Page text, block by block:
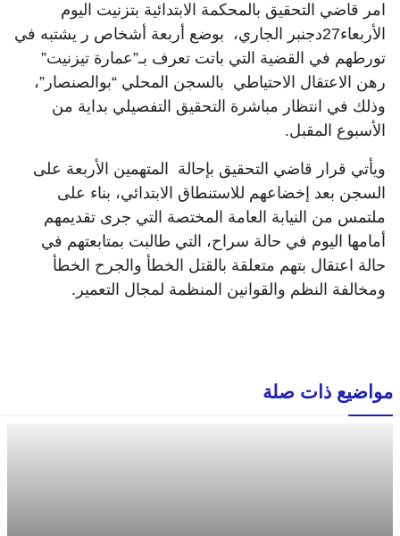
امر قاضي التحقيق بالمحكمة الابتدائية بتزنيت اليوم
الأربعاء27دجنبر الجاري، بوضع أربعة أشخاص ر يشتبه في
تورطهم في القضية التي باتت تعرف بـ”عمارة تيزنيت”
رهن الاعتقال الاحتياطي بالسجن المحلي “بوالصنصار”،
وذلك في انتظار مباشرة التحقيق التفصيلي بداية من
الأسبوع المقبل.
ويأتي قرار قاضي التحقيق بإحالة المتهمين الأربعة على
السجن بعد إخضاعهم للاستنطاق الابتدائي، بناء على
ملتمس من النيابة العامة المختصة التي جرى تقديمهم
أمامها اليوم في حالة سراح، التي طالبت بمتابعتهم في
حالة اعتقال بتهم متعلقة بالقتل الخطأ والجرح الخطأ
ومخالفة النظم والقوانين المنظمة لمجال التعمير.
مواضيع ذات صلة